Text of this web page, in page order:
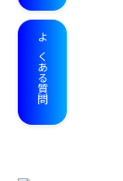
よくある質問